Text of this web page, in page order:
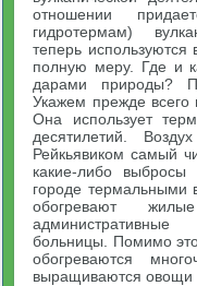
отношении
гидротермам)
теперь используются
полную меру. Где и
дарами природы?
Укажем прежде
Она использует
десятилетий.
Рейкьявиком самый
какие-либо
городе термальными
обогревают
больницы. Помимо
обогреваются
выращиваются овощи